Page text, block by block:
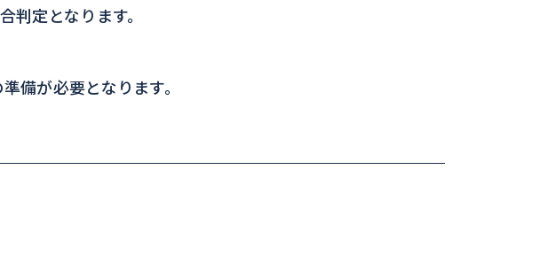
定となります。
備が必要となります。